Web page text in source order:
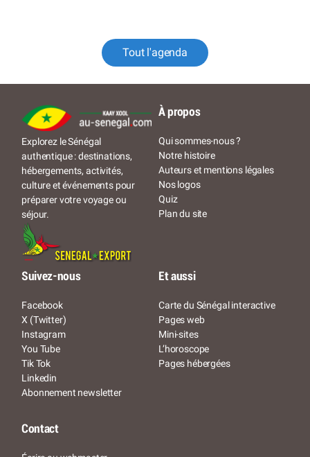
Tout l'agenda
Explorez le Sénégal
authentique : destinations,
hébergements, activités,
culture et événements pour
préparer votre voyage ou
séjour.
À propos
Qui sommes-nous ?
Notre histoire
Auteurs et mentions légales
Nos logos
Quiz
Plan du site
Suivez-nous
Facebook
X (Twitter)
Instagram
You Tube
Tik Tok
Linkedin
Abonnement newsletter
Et aussi
Carte du Sénégal interactive
Pages web
Mini-sites
L’horoscope
Pages hébergées
Contact